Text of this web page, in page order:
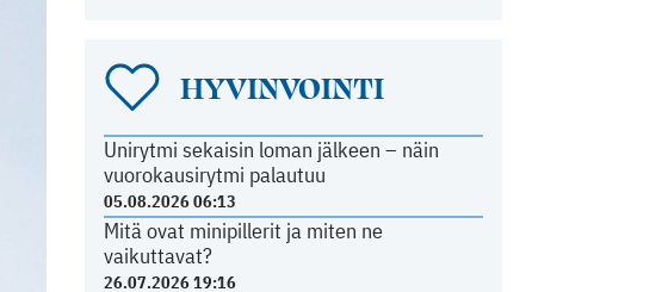
HYVINVOINTI
Unirytmi sekaisin loman jälkeen – näin
vuorokausirytmi palautuu
05.08.2026 06:13
Mitä ovat minipillerit ja miten ne
vaikuttavat?
26.07.2026 19:16